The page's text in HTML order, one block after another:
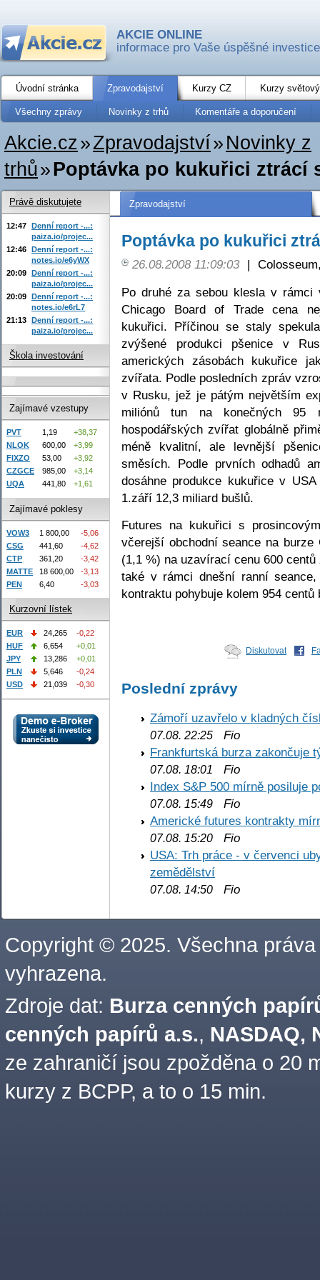
AKCIE ONLINE
informace pro Vaše úspěšné investice
Úvodní stránka Zpravodajství Kurzy CZ Kurzy
Všechny zprávy Novinky z trhů Komentáře a doporučení
Akcie.cz»Zpravodajství» Novinky z
trhů»Poptávka po kukuřici ztrácí
Zpravodajství
Poptávka po kukuřici
26.08.2008 11:09:03 |
Po druhé za sebou klesla v rámci
Chicago Board of Trade cena
kukuřici. Příčinou se staly
zvýšené produkci pšenice v
amerických zásobách kukuřice
zvířata. Podle posledních zpráv
v Rusku, jež je pátým největším
miliónů tun na konečných 95
hospodářských zvířat globálně
méně kvalitní, ale levnější
směsích. Podle prvních odhadů
dosáhne produkce kukuřice v
1.září 12,3 miliard bušlů.
Futures na kukuřici s
včerejší obchodní seance na
(1,1 %) na uzavírací cenu 600
také v rámci dnešní ranní
kontraktu pohybuje kolem 954 centů
Diskutovat
Poslední zprávy
Zámoří uzavřelo v kladných
07.08. 22:25 Fio
Frankfurtská burza zakončuje
07.08. 18:01
Fio
Index S&P 500 mírně posiluje
07.08. 15:49 Fio
Americké futures kontrakty
07.08. 15:20 Fio
USA: Trh práce - v červenci
zemědělství
07.08. 14:50 Fio
Právě diskutujete
12:47 Denní report -...:
paiza.io/projec...
12:46 Denní report -...:
notes.io/e6yWX
20:09 Denní report -...:
paiza.io/projec...
20:09 Denní report -...:
notes.io/e6rL7
21:13 Denní report -...:
paiza.io/projec...
Škola investování
Zajímavé vzestupy
PVT 1,19
+38,37
NLOK
600,00
+3,99
FIXZO
53,00
+3,92
CZGCE
985,00
+3,14
UQA
441,80 +1,61
Zajímavé poklesy
VOW3 1 800,00
-5,06
CSG
441,60
-4,62
CTP
361,20
-3,42
MATTE
18 600,00
-3,13
PEN
6,40 -3,03
Kurzovní lístek
EUR 24,265
-0,22
HUF
6,654
+0,01
JPY
13,286
+0,01
PLN
5,646
-0,24
USD
21,039 -0,30
Copyright © 2025. Všechna práva
vyhrazena.
Zdroje dat: Burza cenných
cenných papírů a.s., NASDAQ,
ze zahraničí jsou zpožděna o 20
kurzy z BCPP, a to o 15 min.